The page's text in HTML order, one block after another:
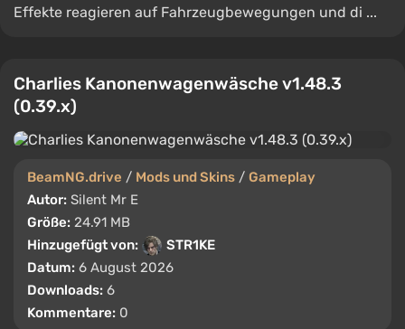
Effekte reagieren auf Fahrzeugbewegungen und di ...
Charlies Kanonenwagenwäsche v1.48.3
(0.39.x)
BeamNG.drive / Mods und Skins / Gameplay
Autor: Silent Mr E
Größe: 24.91 MB
Hinzugefügt von:
STR1KE
Datum: 6 August 2026
Downloads: 6
Kommentare: 0